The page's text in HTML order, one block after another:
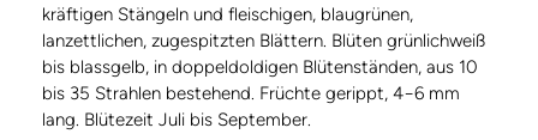
kräftigen Stängeln und fleischigen, blaugrünen,
lanzettlichen, zugespitzten Blättern. Blüten grünlichweiß
bis blassgelb, in doppeldoldigen Blütenständen, aus 10
bis 35 Strahlen bestehend. Früchte gerippt, 4−6 mm
lang. Blütezeit Juli bis September.